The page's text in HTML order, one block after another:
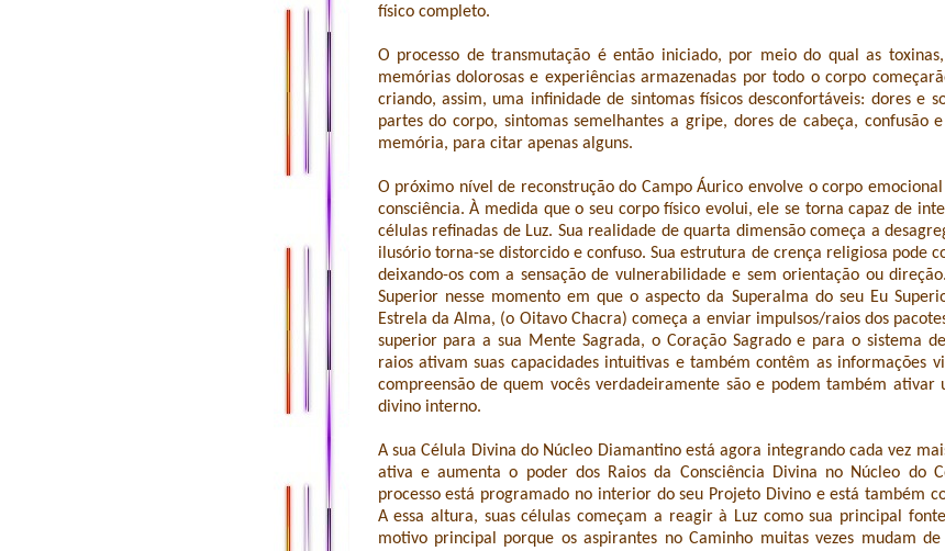
físico completo.
O processo de transmutação é então iniciado, por meio do qual as
memórias dolorosas e experiências armazenadas por todo o corpo
criando, assim, uma infinidade de sintomas físicos desconfortáveis: dores e
partes do corpo, sintomas semelhantes a gripe, dores de cabeça, confusão
memória, para citar apenas alguns.
O próximo nível de reconstrução do Campo Áurico envolve o corpo
consciência. À medida que o seu corpo físico evolui, ele se torna capaz de
células refinadas de Luz. Sua realidade de quarta dimensão começa a
ilusório torna-se distorcido e confuso. Sua estrutura de crença religiosa pode
deixando-os com a sensação de vulnerabilidade e sem orientação ou
Superior nesse momento em que o aspecto da Superalma do seu Eu
Estrela da Alma, (o Oitavo Chacra) começa a enviar impulsos/raios dos
superior para a sua Mente Sagrada, o Coração Sagrado e para o sistema
raios ativam suas capacidades intuitivas e também contêm as informações
compreensão de quem vocês verdadeiramente são e podem também ativar
divino interno.
A sua Célula Divina do Núcleo Diamantino está agora integrando cada vez
ativa e aumenta o poder dos Raios da Consciência Divina no Núcleo do
processo está programado no interior do seu Projeto Divino e está também
A essa altura, suas células começam a reagir à Luz como sua principal
motivo principal porque os aspirantes no Caminho muitas vezes mudam